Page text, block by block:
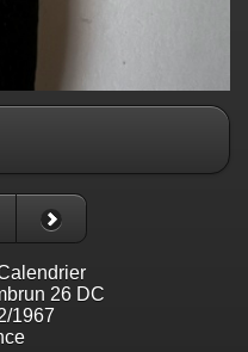
26 DC
1967